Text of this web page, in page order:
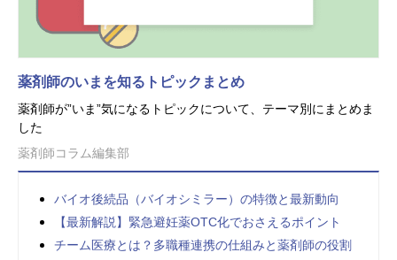
薬剤師のいまを知るトピックまとめ
薬剤師が”いま”気になるトピックについて、テーマ別にまとめま
した
薬剤師コラム編集部
バイオ後続品（バイオシミラー）の特徴と最新動向
【最新解説】緊急避妊薬OTC化でおさえるポイント
チーム医療とは？多職種連携の仕組みと薬剤師の役割